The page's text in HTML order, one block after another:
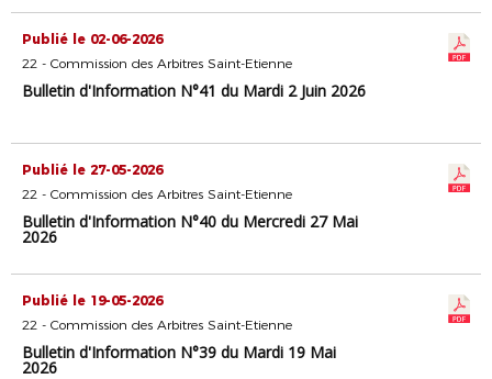
Publié le 02-06-2026
22 - Commission des Arbitres Saint-Etienne
Bulletin d'Information N°41 du Mardi 2 Juin 2026
Publié le 27-05-2026
22 - Commission des Arbitres Saint-Etienne
Bulletin d'Information N°40 du Mercredi 27 Mai
2026
Publié le 19-05-2026
22 - Commission des Arbitres Saint-Etienne
Bulletin d'Information N°39 du Mardi 19 Mai
2026